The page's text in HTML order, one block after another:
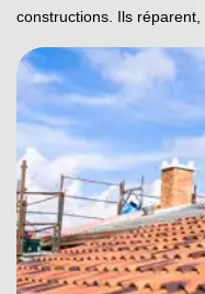
constructions. Ils